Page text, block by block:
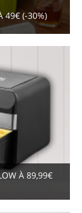
49€ (-30%)
À 89,99€